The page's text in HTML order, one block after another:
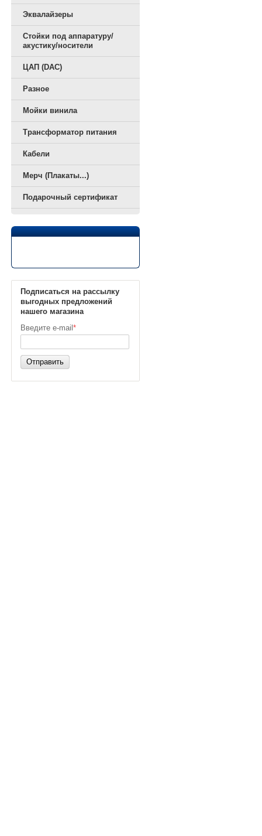
Эквалайзеры
Стойки под аппаратуру/
акустику/носители
ЦАП (DAC)
Разное
Мойки винила
Трансформатор питания
Кабели
Мерч (Плакаты...)
Подарочный сертификат
Подписаться на рассылку
выгодных предложений
нашего магазина
Введите e-mail *
Отправить